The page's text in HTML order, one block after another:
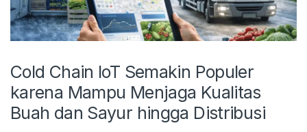
Cold Chain IoT Semakin Populer
karena Mampu Menjaga Kualitas
Buah dan Sayur hingga Distribusi